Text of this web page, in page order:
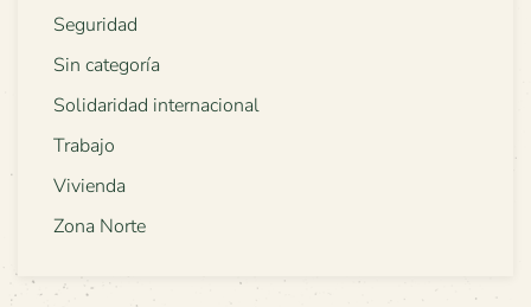
Seguridad
Sin categoría
Solidaridad internacional
Trabajo
Vivienda
Zona Norte